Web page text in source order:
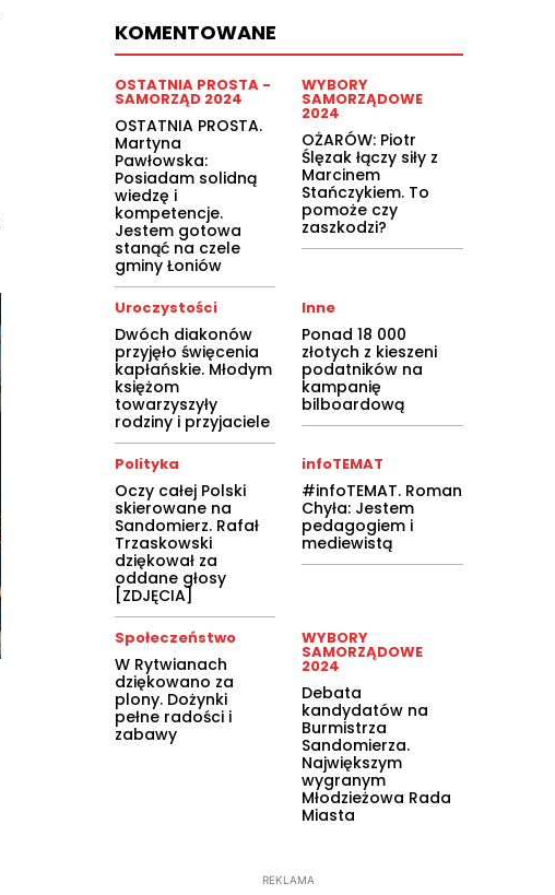
KOMENTOWANE
OSTATNIA PROSTA -
SAMORZĄD 2024
OSTATNIA PROSTA.
Martyna
Pawłowska:
Posiadam solidną
wiedzę i
kompetencje.
Jestem gotowa
stanąć na czele
gminy Łoniów
WYBORY
SAMORZĄDOWE
2024
OŻARÓW: Piotr
Ślęzak łączy siły z
Marcinem
Stańczykiem. To
pomoże czy
zaszkodzi?
Uroczystości
Dwóch diakonów
przyjęło święcenia
kapłańskie. Młodym
księżom
towarzyszyły
rodziny i przyjaciele
Inne
Ponad 18 000
złotych z kieszeni
podatników na
kampanię
bilboardową
Polityka
Oczy całej Polski
skierowane na
Sandomierz. Rafał
Trzaskowski
dziękował za
oddane głosy
[ZDJĘCIA]
infoTEMAT
#infoTEMAT. Roman
Chyła: Jestem
pedagogiem i
mediewistą
Społeczeństwo
W Rytwianach
dziękowano za
plony. Dożynki
pełne radości i
zabawy
WYBORY
SAMORZĄDOWE
2024
Debata
kandydatów na
Burmistrza
Sandomierza.
Największym
wygranym
Młodzieżowa Rada
Miasta
REKLAMA